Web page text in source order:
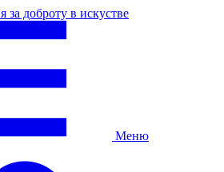
доброту в искустве
Меню